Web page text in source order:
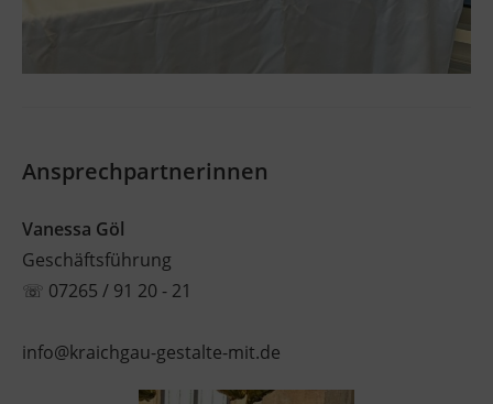
Ansprechpartnerinnen
Vanessa Göl
Geschäftsführung
☏ 07265 / 91 20 - 21
info@kraichgau-gestalte-mit.de